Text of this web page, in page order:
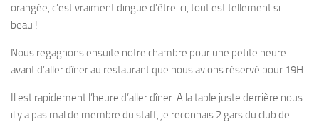
orangée, c’est vraiment dingue d’être ici, tout est tellement si
beau !
Nous regagnons ensuite notre chambre pour une petite heure
avant d’aller dîner au restaurant que nous avions réservé pour 19H.
Il est rapidement l’heure d’aller dîner. A la table juste derrière nous
il y a pas mal de membre du staff, je reconnais 2 gars du club de